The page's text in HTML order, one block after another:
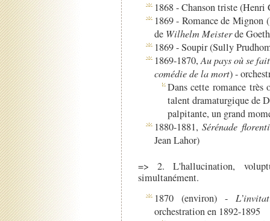
1868 - Chanson triste (Henri
1869 - Romance de Mignon (
de Wilhelm Meisterde
1869 - Soupir (Sully
1869-1870,Au pays où se
comédie de la mort) -
Dans cette romance très
talent dramaturgique de
palpitante, un grand
1880-1881,Sérénade
Jean Lahor)
=> 2. L'hallucination,
simultanément.
1870 (environ) -
orchestration en 1892-1895